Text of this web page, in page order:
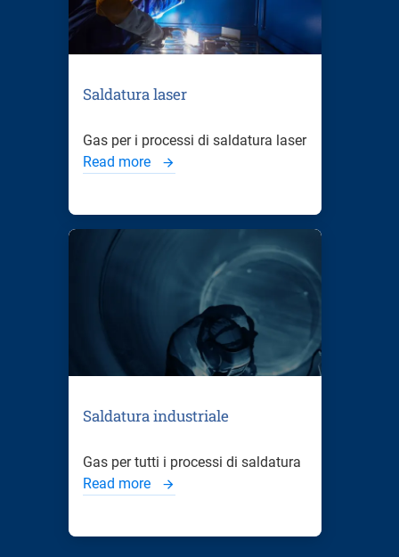
Saldatura laser
Gas per i processi di saldatura laser
Read more
Saldatura industriale
Gas per tutti i processi di saldatura
Read more